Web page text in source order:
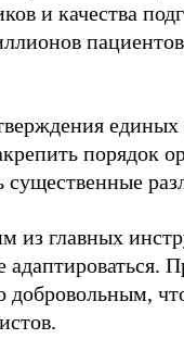
и качества
порядок
существенные
из главных